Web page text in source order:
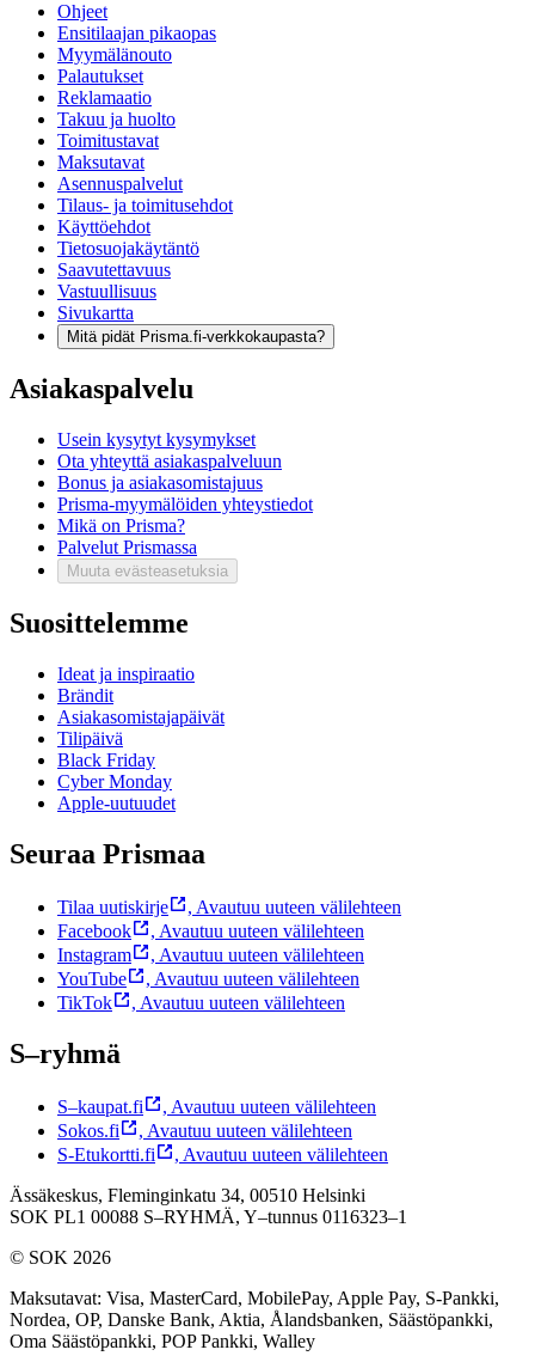
Ohjeet
Ensitilaajan pikaopas
Myymälänouto
Palautukset
Reklamaatio
Takuu ja huolto
Toimitustavat
Maksutavat
Asennuspalvelut
Tilaus- ja toimitusehdot
Käyttöehdot
Tietosuojakäytäntö
Saavutettavuus
Vastuullisuus
Sivukartta
Mitä pidät Prisma.fi-verkkokaupasta?
Asiakaspalvelu
Usein kysytyt kysymykset
Ota yhteyttä asiakaspalveluun
Bonus ja asiakasomistajuus
Prisma-myymälöiden yhteystiedot
Mikä on Prisma?
Palvelut Prismassa
Muuta evästeasetuksia
Suosittelemme
Ideat ja inspiraatio
Brändit
Asiakasomistajapäivät
Tilipäivä
Black Friday
Cyber Monday
Apple-uutuudet
Seuraa Prismaa
Tilaa uutiskirje , Avautuu uuteen välilehteen
Facebook
, Avautuu uuteen välilehteen
Instagram
, Avautuu uuteen välilehteen
YouTube
, Avautuu uuteen välilehteen
TikTok
, Avautuu uuteen välilehteen
S–ryhmä
S–kaupat.fi , Avautuu uuteen välilehteen
Sokos.fi
, Avautuu uuteen välilehteen
S-Etukortti.fi
, Avautuu uuteen välilehteen
Ässäkeskus, Fleminginkatu 34, 00510 Helsinki
SOK PL1 00088 S–RYHMÄ, Y–tunnus 0116323–1
© SOK 2026
Maksutavat: Visa, MasterCard, MobilePay, Apple Pay, S-Pankki,
Nordea, OP, Danske Bank, Aktia, Ålandsbanken, Säästöpankki,
Oma Säästöpankki, POP Pankki, Walley